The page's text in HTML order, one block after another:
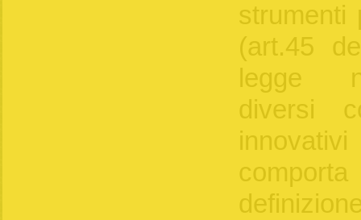
strumenti
(art.45
legge
diversi
comporta